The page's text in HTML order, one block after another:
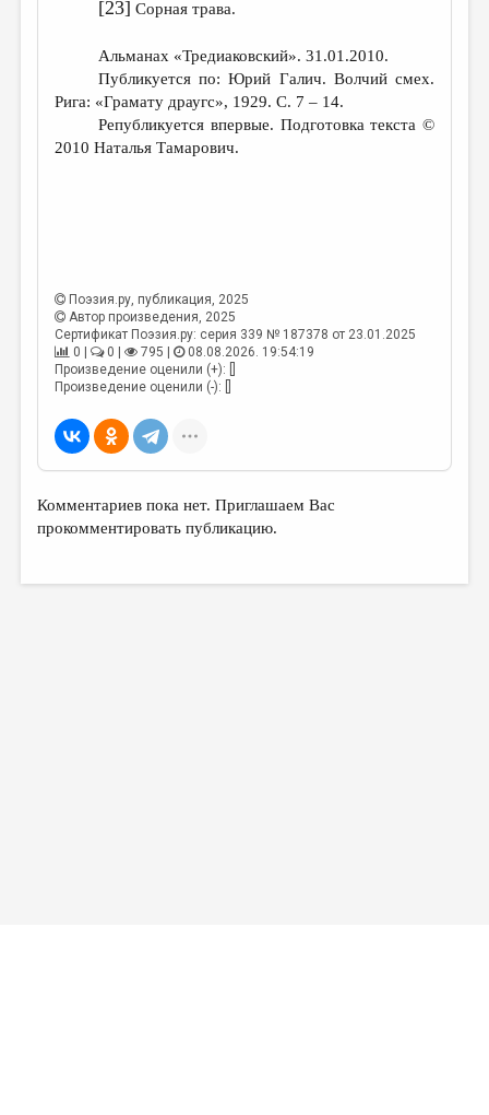
[23] Сорная трава.
Альманах «Тредиаковский». 31.01.2010.
Публикуется по: Юрий Галич. Волчий смех.
Рига: «Грамату драугс», 1929. С. 7 – 14.
Републикуется впервые. Подготовка текста ©
2010 Наталья Тамарович.
Поэзия.ру, публикация, 2025
Автор произведения, 2025
Сертификат Поэзия.ру: серия 339 № 187378 от 23.01.2025
0 |
0 | 795 |
08.08.2026. 19:54:19
Произведение оценили (+): []
Произведение оценили (-): []
Комментариев пока нет. Приглашаем Вас
прокомментировать публикацию.